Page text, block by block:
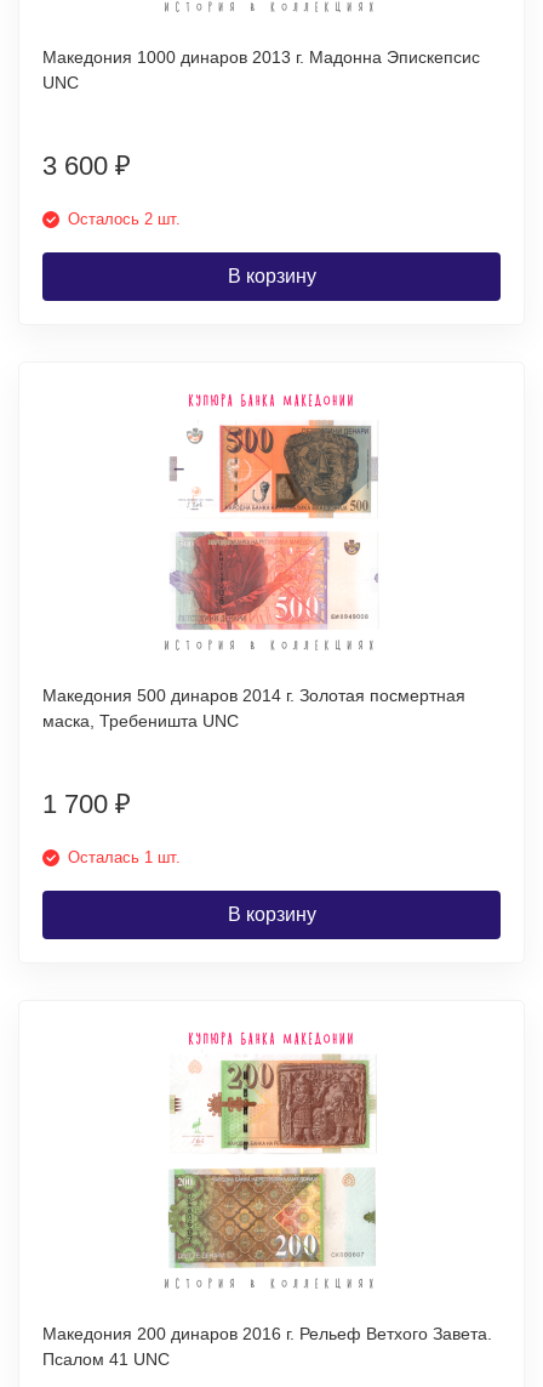
Македония 1000 динаров 2013 г. Мадонна Эпискепсис
UNC
3 600 ₽
Осталось 2 шт.
В корзину
Македония 500 динаров 2014 г. Золотая посмертная
маска, Требеништа UNC
1 700 ₽
Осталась 1 шт.
В корзину
Македония 200 динаров 2016 г. Рельеф Ветхого Завета.
Псалом 41 UNC